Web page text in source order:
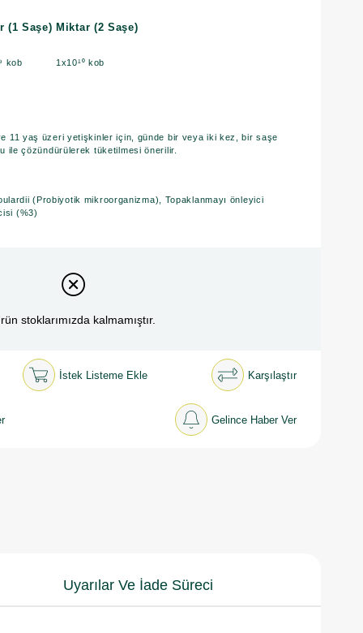
(1 Saşe) Miktar (2 Saşe)
kob 1x10¹⁰ kob
11 yaş üzeri yetişkinler için, günde bir veya iki kez, bir saşe
ile çözündürülerek tüketilmesi önerilir.
(Probiyotik mikroorganizma), Topaklanmayı önleyici
(%3)
stoklarımızda kalmamıştır.
İstek Listeme Ekle Karşılaştır
Gelince Haber Ver
Uyarılar Ve İade Süreci